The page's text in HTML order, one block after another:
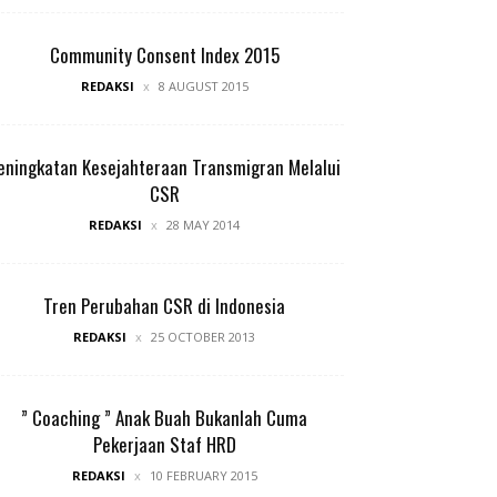
Community Consent Index 2015
REDAKSI 8 AUGUST 2015
Kesejahteraan Transmigran Melalui
CSR
REDAKSI 28 MAY 2014
Tren Perubahan CSR di Indonesia
REDAKSI 25 OCTOBER 2013
” Coaching ” Anak Buah Bukanlah Cuma
Pekerjaan Staf HRD
REDAKSI 10 FEBRUARY 2015